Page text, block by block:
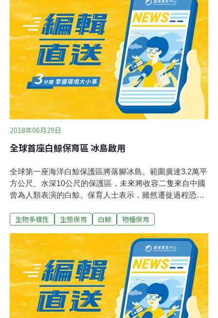
動，今年7月牠出現於聖勞倫斯河（St. Lawrence River）
水域，與9至10條白鯨在海面游動，相互擦身、轉動，並
互亮生殖器，態度親密，估計牠已被白鯨們接納。 加拿大
廣播公司（CBC）指，獨角鯨主要棲息於加拿大、挪威、
格陵蘭島及俄羅斯靠近北極的冰冷水域，即使南向，也不
會越過加國魁北克省的昂加瓦灣（Ungava Bay）。米紹
說，年輕的鯨魚喜愛四處亂游，有時因而迷路而無法找回
同伴，結果選擇與船隻或人類為友，「這條小獨角鯨很幸
運，因為他找
2018年06月29日
全球首座白鯨保育區 冰島啟用
全球第一座海洋白鯨保護區將落腳冰島。範圍廣達3.2萬平
方公尺、水深10公尺的保護區，未來將收容二隻來自中國
曾為人類表演的白鯨。保育人士表示，雖然遷徙過程恐怕
自在生存。據《英國獨立報》報導，這座新的保護區將位
12歲來自中國上海長風海洋世界的白鯨。這趟從中國到冰
島運輸過程預計耗時35小時，路線長達9,000公里以上。
對此，鯨和海豚保育組織（WDC）代表威廉遜表示，「雖
然旅途會造成牠們不適，但替代方案只有讓牠們繼續留在
人造設施裡，後者對牠們的健康來說不好。」鯨和海豚保
育組織執行長包德勒史催德表示，希望這次計畫能成為被
飼養的鯨豚保育區藍圖。
生物多樣性 生態保育 白鯨 物種保育